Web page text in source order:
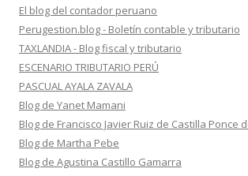
El blog del contador peruano
Perugestion.blog - Boletín contable y tributario
TAXLANDIA - Blog fiscal y tributario
ESCENARIO TRIBUTARIO PERÚ
PASCUAL AYALA ZAVALA
Blog de Yanet Mamani
Blog de Francisco Javier Ruiz de Castilla Ponce
Blog de Martha Pebe
Blog de Agustina Castillo Gamarra